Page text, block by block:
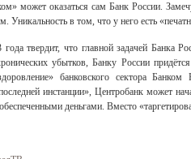
может оказаться сам Банк России.
Уникальность в том, что у него есть
твердит, что главной задачей Банка
убытков, Банку России
банковского сектора
инстанции», Центробанк может
деньгами. Вместо